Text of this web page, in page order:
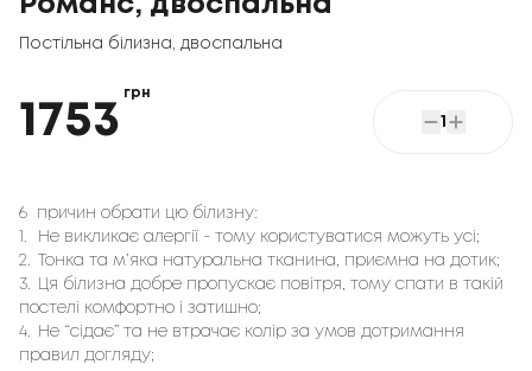
Романс, двоспальна
Постільна білизна двоспальна
1753
грн
1
6 причин обрати цю білизну:
Не викликає алергії - тому користуватися можуть усі;
2.
Тонка та м’яка натуральна тканина, приємна на дотик;
3.
Ця білизна добре пропускає повітря, тому спати в такій
постелі комфортно і затишно;
4.
Не “сідає” та не втрачає колір за умов дотримання
правил догляду;